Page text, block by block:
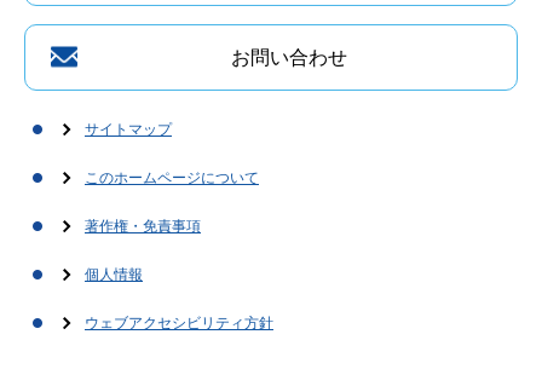
お問い合わせ
サイトマップ
このホームページについて
著作権・免責事項
個人情報
ウェブアクセシビリティ方針